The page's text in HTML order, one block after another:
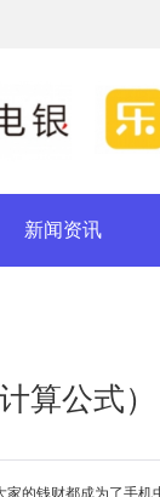
新闻资讯
算公式）
的钱财都成为了手机